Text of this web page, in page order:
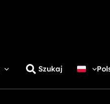
Szukaj